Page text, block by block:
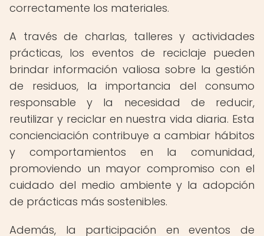
correctamente los materiales.
A través de charlas, talleres y actividades
prácticas, los eventos de reciclaje pueden
brindar información valiosa sobre la gestión
de residuos, la importancia del consumo
responsable y la necesidad de reducir,
reutilizar y reciclar en nuestra vida diaria. Esta
concienciación contribuye a cambiar hábitos
y comportamientos en la comunidad,
promoviendo un mayor compromiso con el
cuidado del medio ambiente y la adopción
de prácticas más sostenibles.
Además, la participación en eventos de